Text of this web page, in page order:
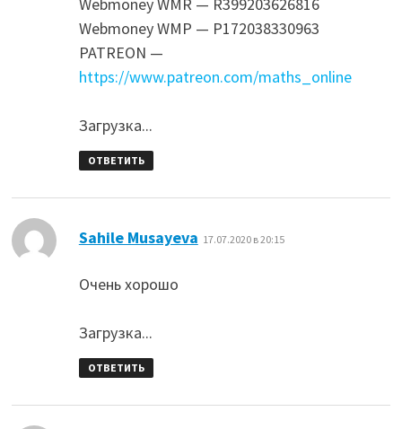
Webmoney WMP — P172038330963
PATREON —
https://www.patreon.com/maths_online
Загрузка...
ОТВЕТИТЬ
Sahile Musayeva 17.07.2020 в 20:15
Очень хорошо
Загрузка...
ОТВЕТИТЬ